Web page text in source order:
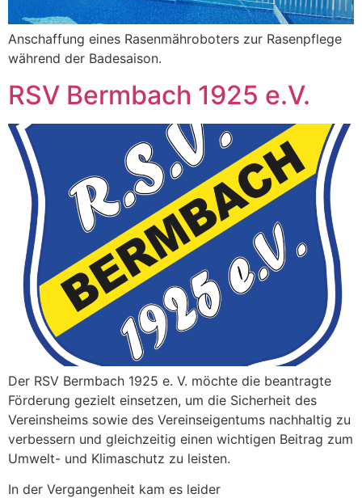
Anschaffung eines Rasenmähroboters zur Rasenpflege
während der Badesaison.
RSV Bermbach 1925 e.V.
Der RSV Bermbach 1925 e. V. möchte die beantragte
Förderung gezielt einsetzen, um die Sicherheit des
Vereinsheims sowie des Vereinseigentums nachhaltig zu
verbessern und gleichzeitig einen wichtigen Beitrag zum
Umwelt- und Klimaschutz zu leisten.
In der Vergangenheit kam es leider